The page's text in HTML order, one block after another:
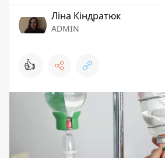
Ліна Кіндратюк
ADMIN
👍